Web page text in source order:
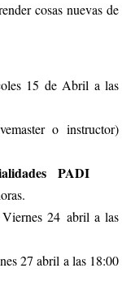
cosas nuevas de
15 de Abril a las
o instructor)
PADI
24 abril a las
27 abril a las 18:00